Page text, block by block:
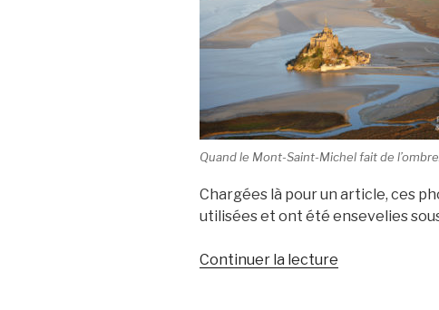
Quand le Mont-Saint-Michel fait de
Chargées là pour un article, ces
utilisées et ont été ensevelies
Continuer la lecture